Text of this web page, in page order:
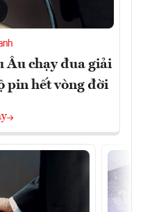
Âu chạy đua giải
pin hết vòng đời